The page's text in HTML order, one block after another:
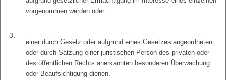
vorgenommen werden oder
3.
einer durch Gesetz oder aufgrund eines Gesetzes angeordneten
oder durch Satzung einer juristischen Person des privaten oder
des öffentlichen Rechts anerkannten besonderen Überwachung
oder Beaufsichtigung dienen.